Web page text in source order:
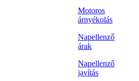
Motoros
árnyékolás
Napellenző
árak
Napellenző
javítás